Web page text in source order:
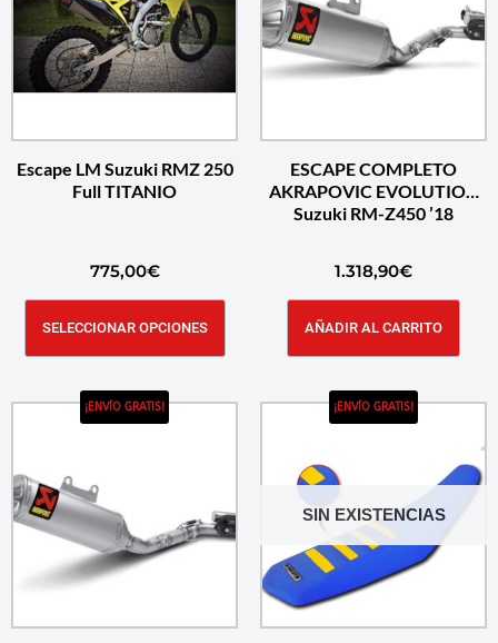
Escape LM Suzuki RMZ 250
Full TITANIO
775,00€
SELECCIONAR OPCIONES
ESCAPE COMPLETO
AKRAPOVIC EVOLUTION
Suzuki RM-Z450 ’18
1.318,90€
AÑADIR AL CARRITO
¡ENVÍO GRATIS!
SIN EXISTENCIAS
¡ENVÍO GRATIS!